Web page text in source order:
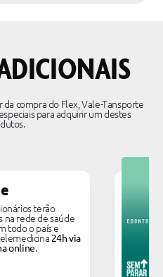
da compra do Flex, Vale-Tansporte
para adquirir um destes
terão
na rede de saúde
todo o país e
24h via
online.